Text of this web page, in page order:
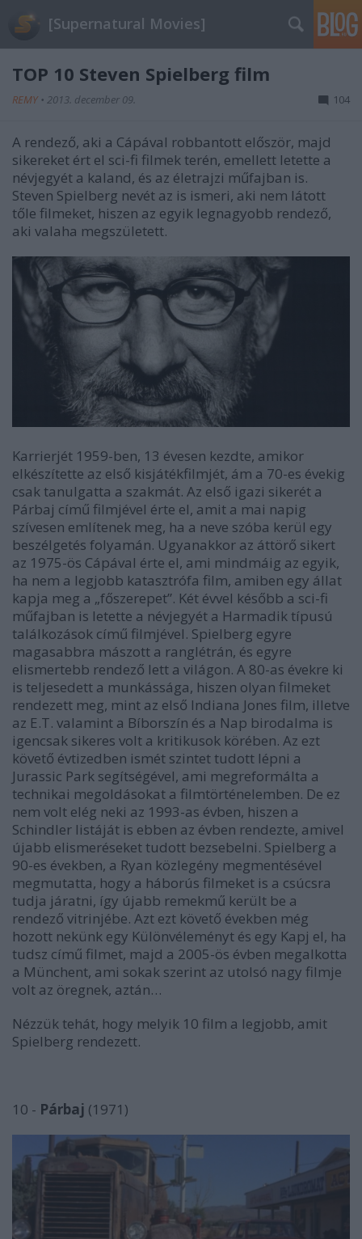
[Supernatural Movies]
TOP 10 Steven Spielberg film
REMY • 2013. december 09. 104
A rendező, aki a Cápával robbantott először, majd
sikereket ért el sci-fi filmek terén, emellett letette a
névjegyét a kaland, és az életrajzi műfajban is.
Steven Spielberg nevét az is ismeri, aki nem látott
tőle filmeket, hiszen az egyik legnagyobb rendező,
aki valaha megszületett.
Karrierjét 1959-ben, 13 évesen kezdte, amikor
elkészítette az első kisjátékfilmjét, ám a 70-es évekig
csak tanulgatta a szakmát. Az első igazi sikerét a
Párbaj című filmjével érte el, amit a mai napig
szívesen említenek meg, ha a neve szóba kerül egy
beszélgetés folyamán. Ugyanakkor az áttörő sikert
az 1975-ös Cápával érte el, ami mindmáig az egyik,
ha nem a legjobb katasztrófa film, amiben egy állat
kapja meg a „főszerepet”. Két évvel később a sci-fi
műfajban is letette a névjegyét a Harmadik típusú
találkozások című filmjével. Spielberg egyre
magasabbra mászott a ranglétrán, és egyre
elismertebb rendező lett a világon. A 80-as évekre ki
is teljesedett a munkássága, hiszen olyan filmeket
rendezett meg, mint az első Indiana Jones film, illetve
az E.T. valamint a Bíborszín és a Nap birodalma is
igencsak sikeres volt a kritikusok körében. Az ezt
követő évtizedben ismét szintet tudott lépni a
Jurassic Park segítségével, ami megreformálta a
technikai megoldásokat a filmtörténelemben. De ez
nem volt elég neki az 1993-as évben, hiszen a
Schindler listáját is ebben az évben rendezte, amivel
újabb elismeréseket tudott bezsebelni. Spielberg a
90-es években, a Ryan közlegény megmentésével
megmutatta, hogy a háborús filmeket is a csúcsra
tudja járatni, így újabb remekmű került be a
rendező vitrinjébe. Azt ezt követő években még
hozott nekünk egy Különvéleményt és egy Kapj el, ha
tudsz című filmet, majd a 2005-ös évben megalkotta
a Münchent, ami sokak szerint az utolsó nagy filmje
volt az öregnek, aztán…
Nézzük tehát, hogy melyik 10 film a legjobb, amit
Spielberg rendezett.
10 - Párbaj (1971)